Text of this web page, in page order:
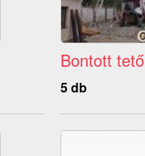
Bontott tető
5 db